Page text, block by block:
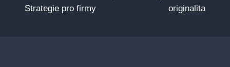
příspěvek
Strategie pro firmy
originalita